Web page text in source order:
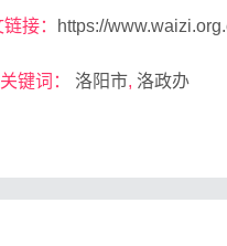
接： https://
键词： 洛阳市, 洛政办